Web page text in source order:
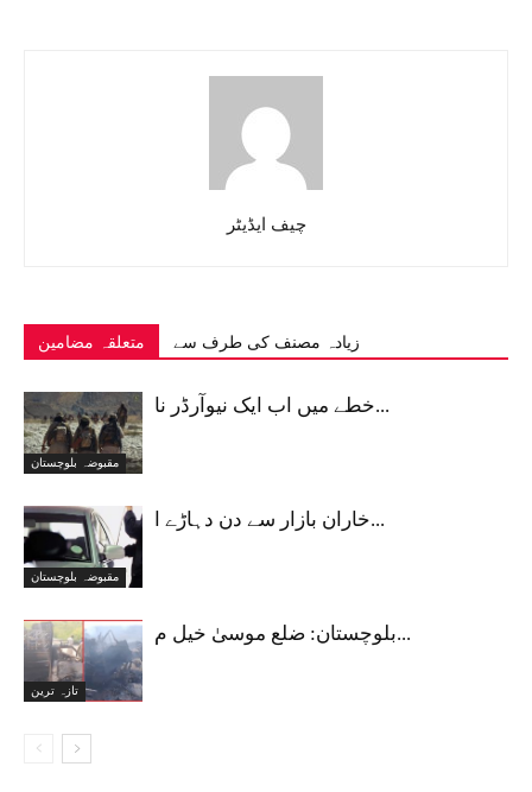
چیف ایڈیٹر
متعلقہ مضامین زیادہ مصنف کی طرف سے
مقبوضہ بلوچستان
خطے میں اب ایک نیوآرڈر نا...
مقبوضہ بلوچستان
خاران بازار سے دن دہاڑے ا...
تازہ ترین
بلوچستان: ضلع موسیٰ خیل م...